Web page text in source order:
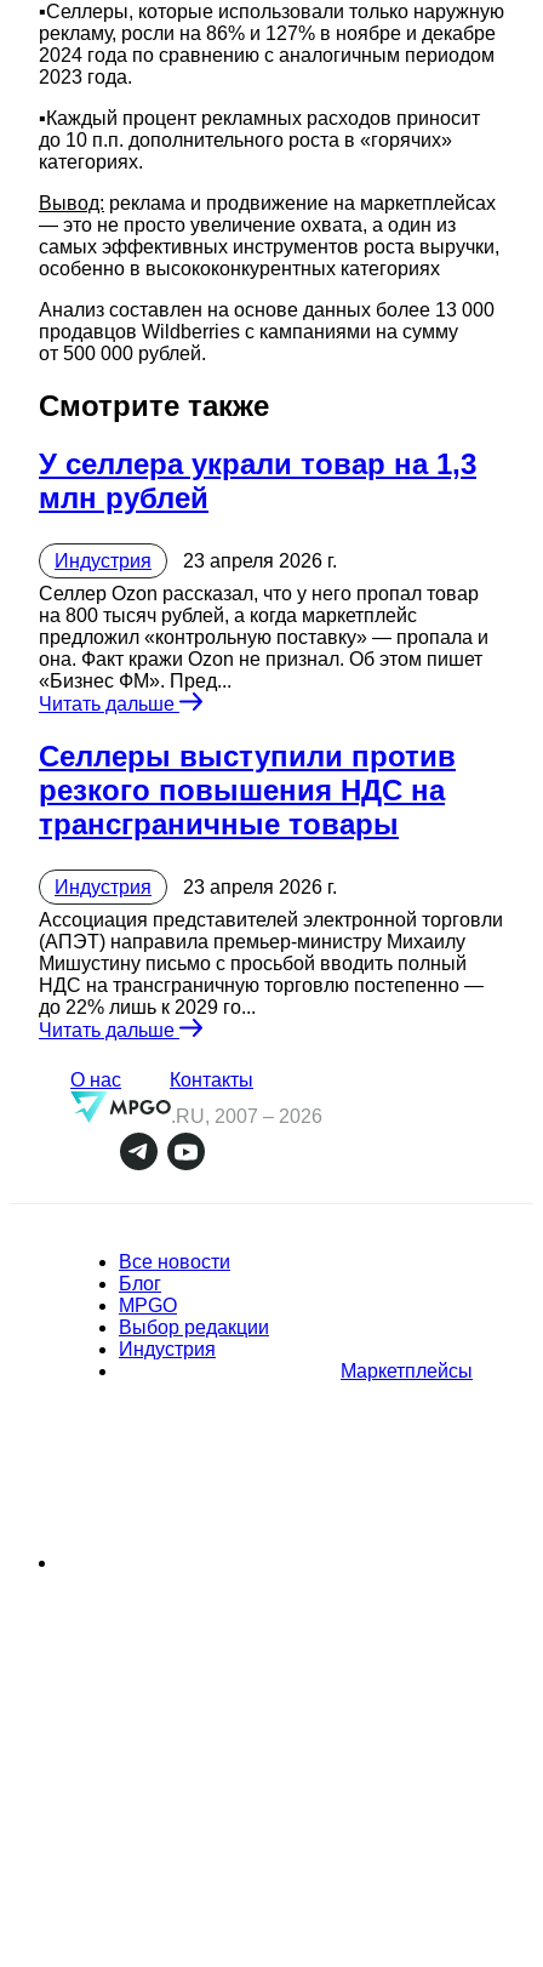
▪️Селлеры, которые использовали только наружную
рекламу, росли на 86% и 127% в ноябре и декабре
2024 года по сравнению с аналогичным периодом
2023 года.
▪️Каждый процент рекламных расходов приносит
до 10 п.п. дополнительного роста в «горячих»
категориях.
Вывод: реклама и продвижение на маркетплейсах
— это не просто увеличение охвата, а один из
самых эффективных инструментов роста выручки,
особенно в высококонкурентных категориях
Анализ составлен на основе данных более 13 000
продавцов Wildberries с кампаниями на сумму
от 500 000 рублей.
Смотрите также
У селлера украли товар на 1,3
млн рублей
Индустрия
23 апреля 2026 г.
Селлер Ozon рассказал, что у него пропал товар
на 800 тысяч рублей, а когда маркетплейс
предложил «контрольную поставку» — пропала и
она. Факт кражи Ozon не признал. Об этом пишет
«Бизнес ФМ». Пред...
Читать дальше
Селлеры выступили против
резкого повышения НДС на
трансграничные товары
Индустрия
23 апреля 2026 г.
Ассоциация представителей электронной торговли
(АПЭТ) направила премьер-министру Михаилу
Мишустину письмо с просьбой вводить полный
НДС на трансграничную торговлю постепенно —
до 22% лишь к 2029 го...
Читать дальше
О нас
Контакты
.RU, 2007 – 2026
Все новости
Блог
MPGO
Выбор редакции
Индустрия
Маркетплейсы